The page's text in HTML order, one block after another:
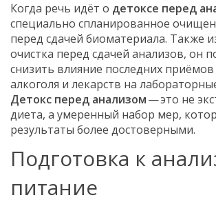
Когда речь идёт о детоксе перед
специально спланированное
перед сдачей биоматериала. Также
очистка перед сдачей анализов, он
снизить влияние последних
алкоголя и лекарств на
Детокс перед анализом— это не
диета, а умеренный набор мер,
результаты более достоверными.
Подготовка к
питание